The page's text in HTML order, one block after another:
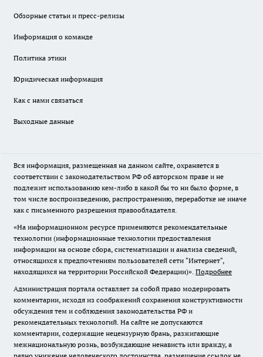
Обзорные статьи и пресс-релизы
Информация о команде
Политика этики
Юридическая информация
Как с нами связаться
Выходные данные
Вся информация, размещенная на данном сайте, охраняется в
соответствии с законодательством РФ об авторском праве и не
подлежит использованию кем-либо в какой бы то ни было форме, в
том числе воспроизведению, распространению, переработке не иначе
как с письменного разрешения правообладателя.
«На информационном ресурсе применяются рекомендательные
технологии (информационные технологии предоставления
информации на основе сбора, систематизации и анализа сведений,
относящихся к предпочтениям пользователей сети "Интернет",
находящихся на территории Российской Федерации)». Подробнее
Администрация портала оставляет за собой право модерировать
комментарии, исходя из соображений сохранения конструктивности
обсуждения тем и соблюдения законодательства РФ и
рекомендательных технологий. На сайте не допускаются
комментарии, содержащие нецензурную брань, разжигающие
межнациональную рознь, возбуждающие ненависть или вражду, а